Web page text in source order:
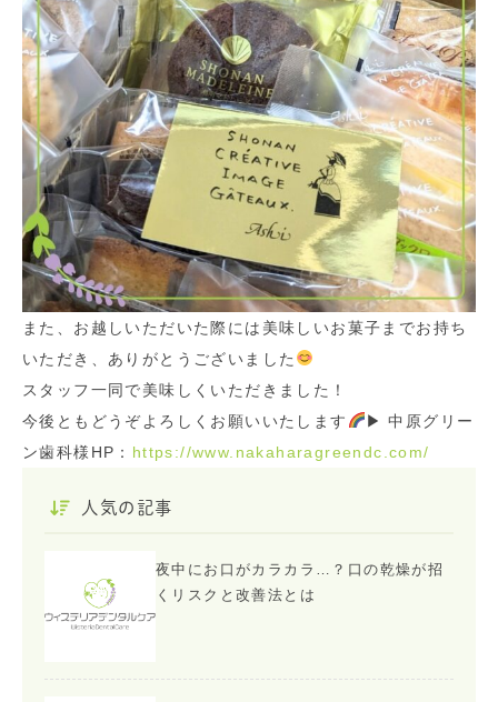
また、お越しいただいた際には美味しいお菓子までお持ち
いただき、ありがとうございました
スタッフ一同で美味しくいただきました！
今後ともどうぞよろしくお願いいたします
▶︎ 中原グリー
ン歯科様HP： https://www.nakaharagreendc.com/
人気の記事
夜中にお口がカラカラ…？口の乾燥が招
くリスクと改善法とは